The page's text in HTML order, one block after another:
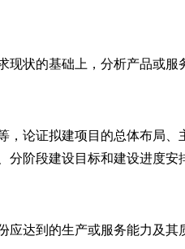
现状的基础上，分析产品或
，论证拟建项目的总体布局
分阶段建设目标和建设进度
应达到的生产或服务能力及